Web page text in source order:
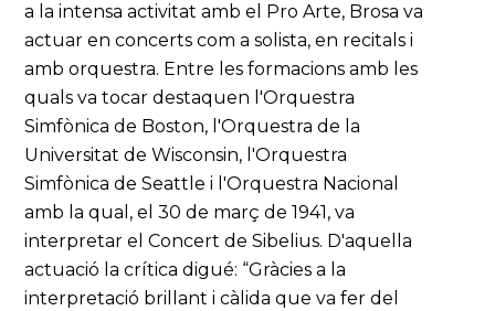
a la intensa activitat amb el Pro Arte, Brosa va
actuar en concerts com a solista, en recitals i
amb orquestra. Entre les formacions amb les
quals va tocar destaquen l'Orquestra
Simfònica de Boston, l'Orquestra de la
Universitat de Wisconsin, l'Orquestra
Simfònica de Seattle i l'Orquestra Nacional
amb la qual, el 30 de març de 1941, va
interpretar el Concert de Sibelius. D'aquella
actuació la crítica digué: “Gràcies a la
interpretació brillant i càlida que va fer del